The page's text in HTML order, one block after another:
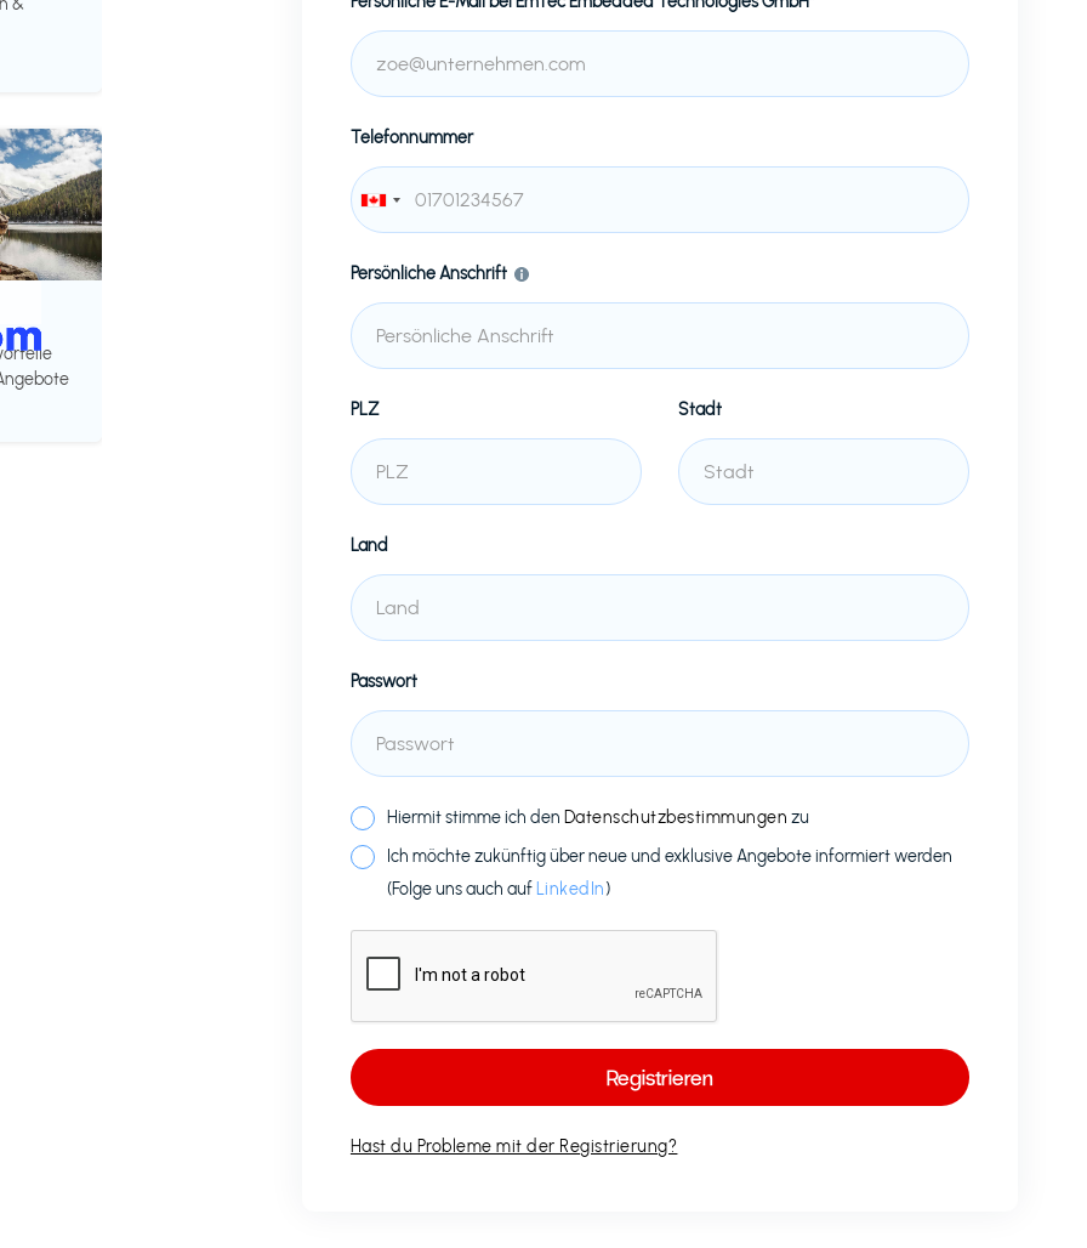
&
Telefonnummer
Persönliche Anschrift
PLZ Stadt
Land
Passwort
Hiermit stimme ich den Datenschutzbestimmungen zu
Ich möchte zukünftig über neue und exklusive Angebote informiert werden
(Folge uns auch auf LinkedIn)
Hast du Probleme mit der Registrierung?